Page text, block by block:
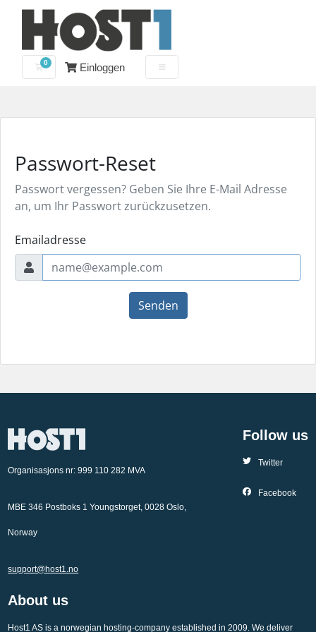
0
Mein WarenkorbEinloggen
Passwort-Reset
Passwort vergessen? Geben Sie Ihre E-Mail Adresse
an, um Ihr Passwort zurückzusetzen.
Emailadresse
Senden
Organisasjons nr: 999 110 282 MVA
MBE 346 Postboks 1 Youngstorget, 0028 Oslo,
Norway
support@host1.no
Follow us
Twitter
Facebook
About us
Host1 AS is a norwegian hosting-company established in 2009. We deliver